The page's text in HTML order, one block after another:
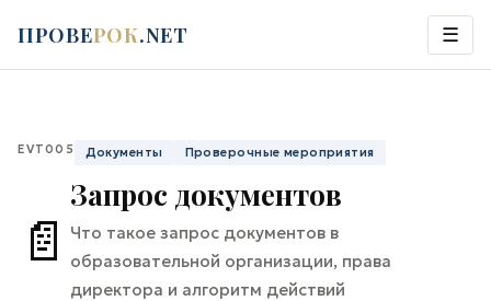
ПРОВЕРОК.NET ☰
EVT005 Документы Проверочные мероприятия
📄
Запрос документов
Что такое запрос документов в
образовательной организации, права
директора и алгоритм действий